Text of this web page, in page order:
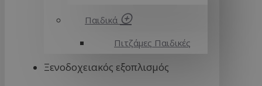
Παιδικά
Πιτζάμες Παιδικές
Ξενοδοχειακός εξοπλισμός